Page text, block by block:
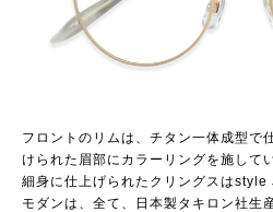
フロントのリムは、チタン一体成型で
けられた眉部にカラーリングを施して
細身に仕上げられたクリングスはstyle
モダンは、全て、日本製タキロン社生